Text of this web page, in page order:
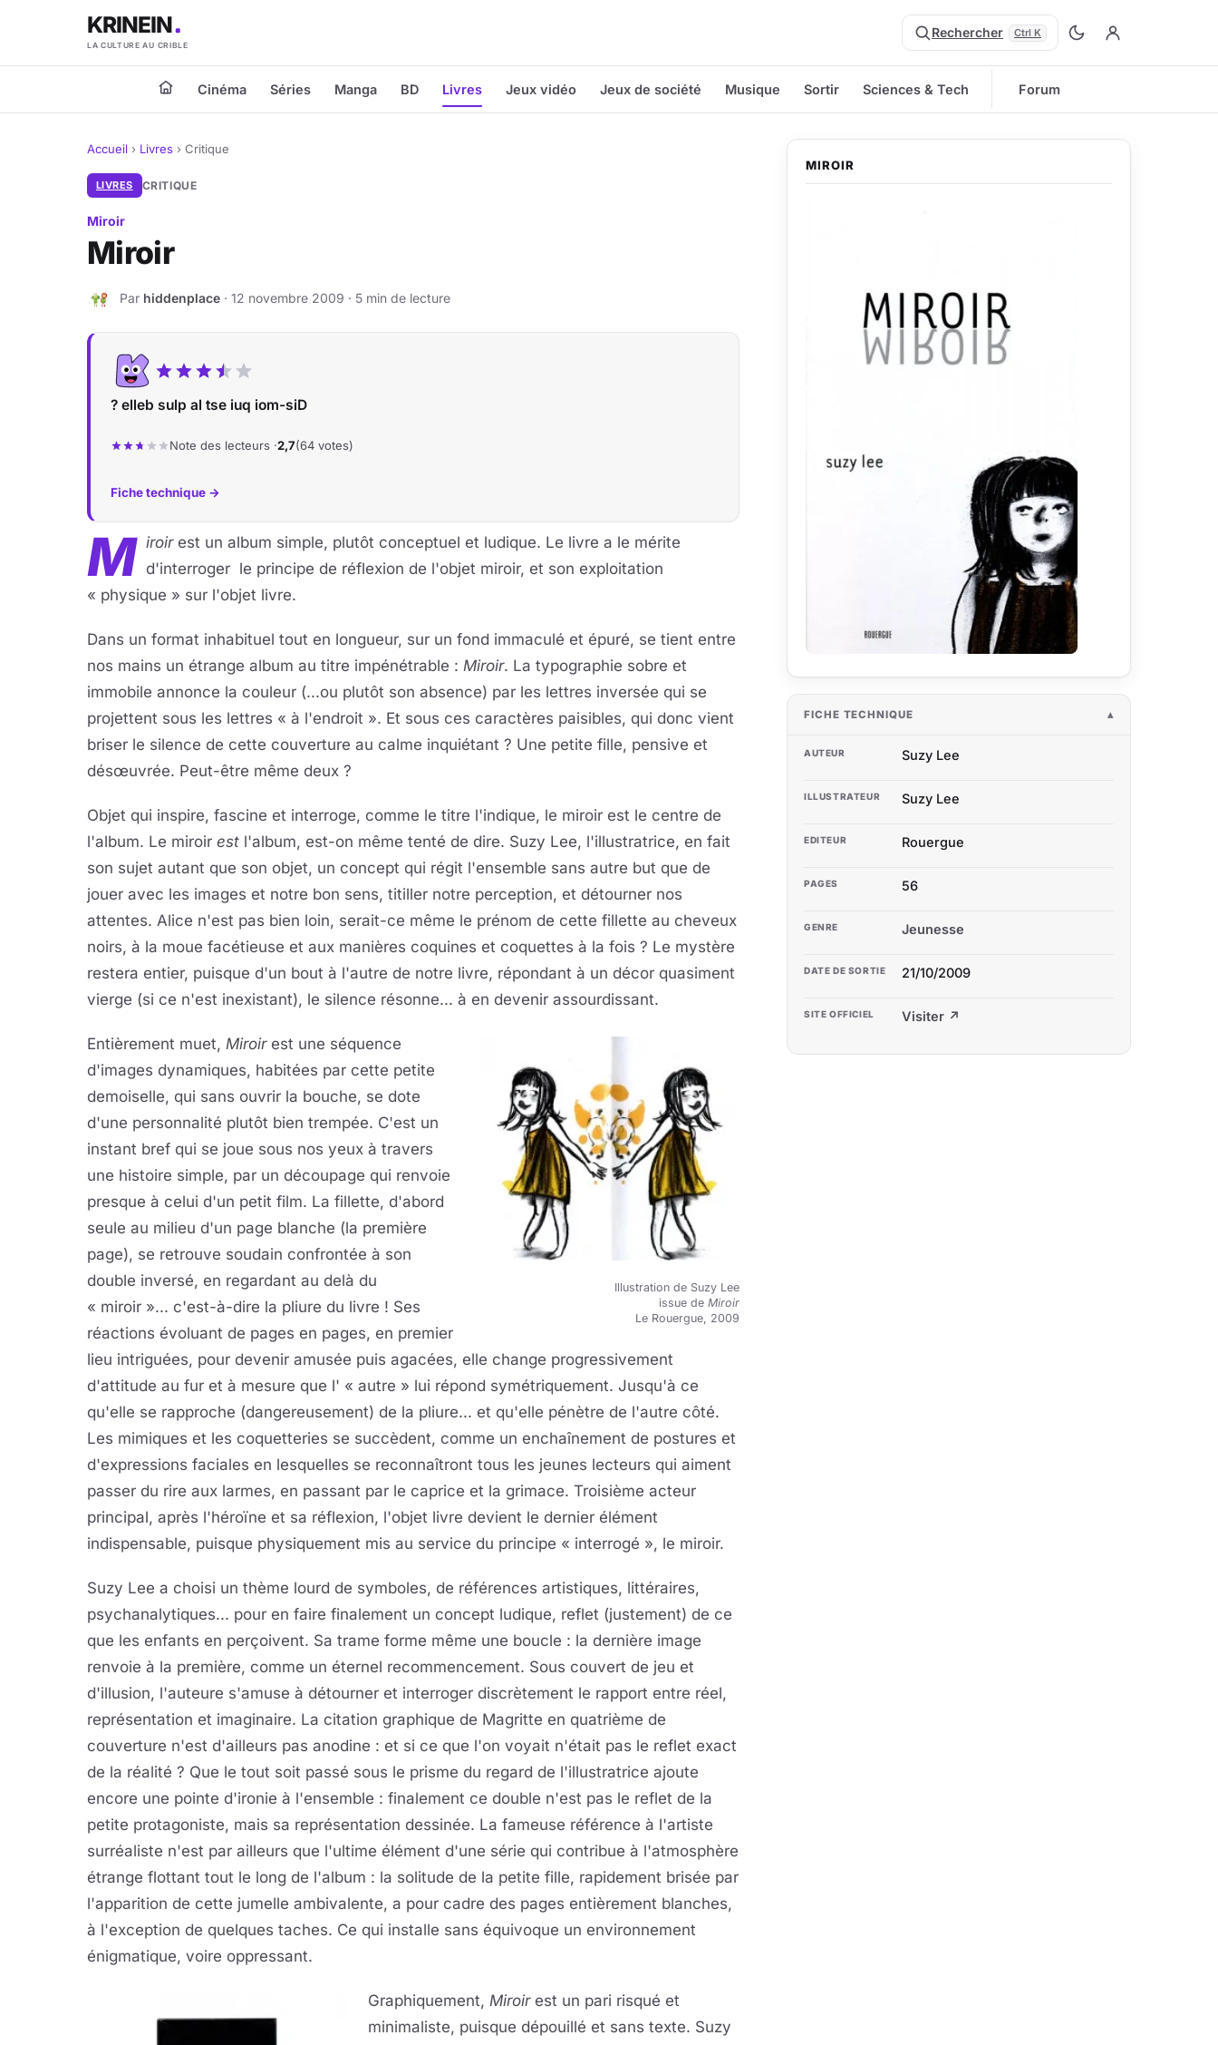
KRINEIN
LA CULTURE AU CRIBLE
Rechercher Ctrl K
Cinéma Séries Manga BD Livres Jeux vidéo Jeux de société Musique Sortir Sciences & Tech Forum
Accueil › Livres › Critique
LIVRES CRITIQUE
Miroir
Miroir
H Par hiddenplace · 12 novembre 2009 · 5 min de lecture
? elleb sulp al tse iuq iom-siD
Note des lecteurs ·2,7(64 votes)
Fiche technique →
M iroirest un album simple, plutôt conceptuel et ludique. Le livre a le mérite
d'interroger le principe de réflexion de l'objet miroir, et son exploitation
« physique » sur l'objet livre.
Dans un format inhabituel tout en longueur, sur un fond immaculé et épuré, se tient entre
nos mains un étrange album au titre impénétrable : Miroir. La typographie sobre et
immobile annonce la couleur (...ou plutôt son absence) par les lettres inversée qui se
projettent sous les lettres « à l'endroit ». Et sous ces caractères paisibles, qui donc vient
briser le silence de cette couverture au calme inquiétant ? Une petite fille, pensive et
désœuvrée. Peut-être même deux ?
Objet qui inspire, fascine et interroge, comme le titre l'indique, le miroir est le centre de
l'album. Le miroir est l'album, est-on même tenté de dire. Suzy Lee, l'illustratrice, en fait
son sujet autant que son objet, un concept qui régit l'ensemble sans autre but que de
jouer avec les images et notre bon sens, titiller notre perception, et détourner nos
attentes. Alice n'est pas bien loin, serait-ce même le prénom de cette fillette au cheveux
noirs, à la moue facétieuse et aux manières coquines et coquettes à la fois ? Le mystère
restera entier, puisque d'un bout à l'autre de notre livre, répondant à un décor quasiment
vierge (si ce n'est inexistant), le silence résonne... à en devenir assourdissant.
Illustration de Suzy Lee
issue de Miroir
Le Rouergue, 2009
Entièrement muet, Miroirest une séquence
d'images dynamiques, habitées par cette petite
demoiselle, qui sans ouvrir la bouche, se dote
d'une personnalité plutôt bien trempée. C'est un
instant bref qui se joue sous nos yeux à travers
une histoire simple, par un découpage qui renvoie
presque à celui d'un petit film. La fillette, d'abord
seule au milieu d'un page blanche (la première
page), se retrouve soudain confrontée à son
double inversé, en regardant au delà du
« miroir »... c'est-à-dire la pliure du livre ! Ses
réactions évoluant de pages en pages, en premier
lieu intriguées, pour devenir amusée puis agacées, elle change progressivement
d'attitude au fur et à mesure que l' « autre » lui répond symétriquement. Jusqu'à ce
qu'elle se rapproche (dangereusement) de la pliure... et qu'elle pénètre de l'autre côté.
Les mimiques et les coquetteries se succèdent, comme un enchaînement de postures et
d'expressions faciales en lesquelles se reconnaîtront tous les jeunes lecteurs qui aiment
passer du rire aux larmes, en passant par le caprice et la grimace. Troisième acteur
principal, après l'héroïne et sa réflexion, l'objet livre devient le dernier élément
indispensable, puisque physiquement mis au service du principe « interrogé », le miroir.
Suzy Lee a choisi un thème lourd de symboles, de références artistiques, littéraires,
psychanalytiques... pour en faire finalement un concept ludique, reflet (justement) de ce
que les enfants en perçoivent. Sa trame forme même une boucle : la dernière image
renvoie à la première, comme un éternel recommencement. Sous couvert de jeu et
d'illusion, l'auteure s'amuse à détourner et interroger discrètement le rapport entre réel,
représentation et imaginaire. La citation graphique de Magritte en quatrième de
couverture n'est d'ailleurs pas anodine : et si ce que l'on voyait n'était pas le reflet exact
de la réalité ? Que le tout soit passé sous le prisme du regard de l'illustratrice ajoute
encore une pointe d'ironie à l'ensemble : finalement ce double n'est pas le reflet de la
petite protagoniste, mais sa représentation dessinée. La fameuse référence à l'artiste
surréaliste n'est par ailleurs que l'ultime élément d'une série qui contribue à l'atmosphère
étrange flottant tout le long de l'album : la solitude de la petite fille, rapidement brisée par
l'apparition de cette jumelle ambivalente, a pour cadre des pages entièrement blanches,
à l'exception de quelques taches. Ce qui installe sans équivoque un environnement
énigmatique, voire oppressant.
Graphiquement, Miroirest un pari risqué et
minimaliste, puisque dépouillé et sans texte. Suzy
MIROIR
FICHE TECHNIQUE
AUTEUR Suzy Lee
ILLUSTRATEUR Suzy Lee
EDITEUR Rouergue
PAGES 56
GENRE Jeunesse
DATE DE SORTIE 21/10/2009
SITE OFFICIEL Visiter ↗